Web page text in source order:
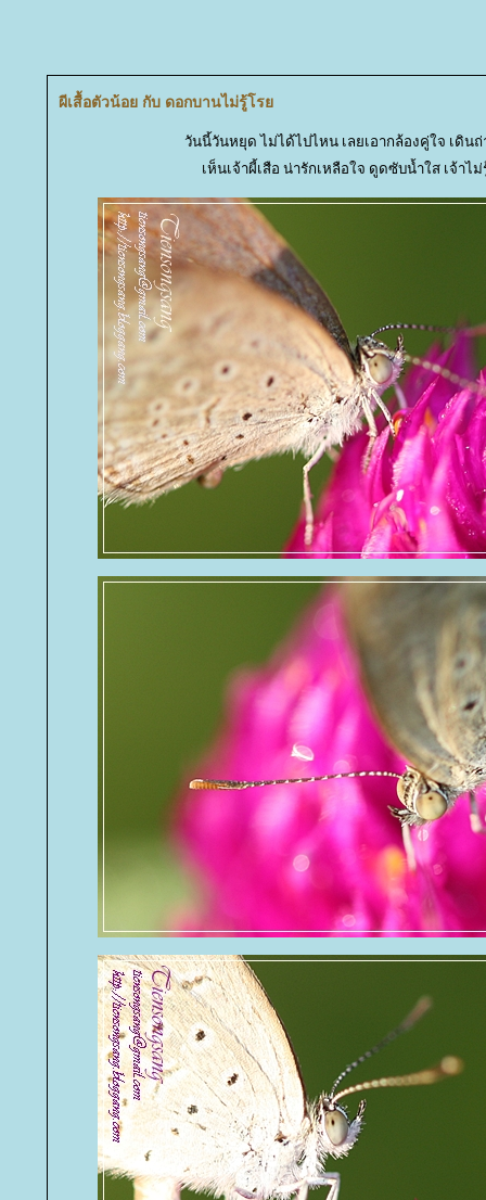
ผีเสื้อตัวน้อย กับ ดอกบานไม่รู้โร
วันนี้วันหยุด ไม่ได้ไปไหน เลยเอากล้องคู่ใจ เดิน
เห็นเจ้าผี้เสือ น่ารักเหลือใจ ดูดซับน้ำใส เจ้าไ